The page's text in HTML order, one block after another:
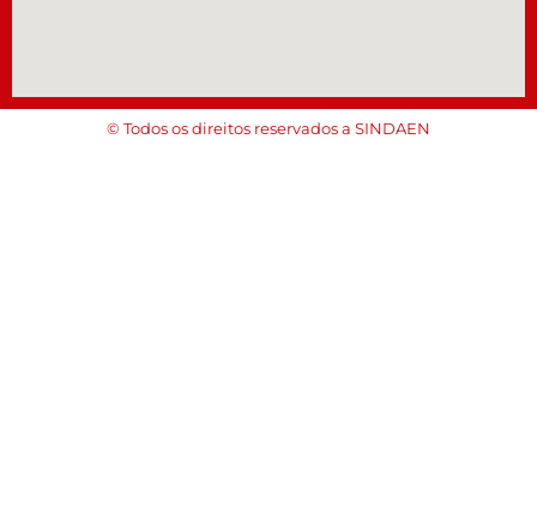
© Todos os direitos reservados a SINDAEN